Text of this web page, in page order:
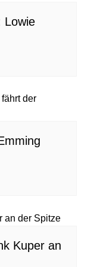
Lowie
Kuper an